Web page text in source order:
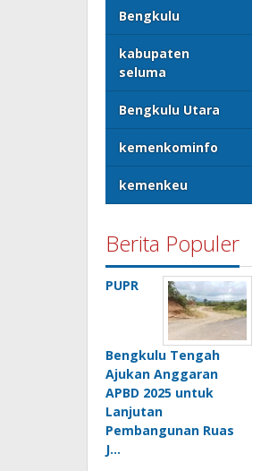
Bengkulu
kabupaten
seluma
Bengkulu Utara
kemenkominfo
kemenkeu
Berita Populer
PUPR
Bengkulu Tengah
Ajukan Anggaran
APBD 2025 untuk
Lanjutan
Pembangunan Ruas
J…